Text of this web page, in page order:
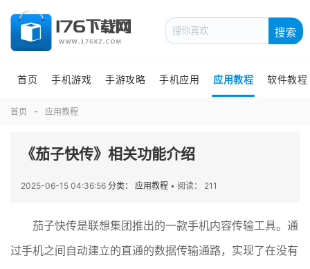
搜索
首页 手机游戏 手游攻略 手机应用 应用教程 软件教程
首页 应用教程
《茄子快传》相关功能介绍
2025-06-15 04:36:56 分类： 应用教程 • 阅读： 211
茄子快传是联想集团推出的一款手机内容传输工具。通
过手机之间自动建立的直通的数据传输通路，实现了在没有